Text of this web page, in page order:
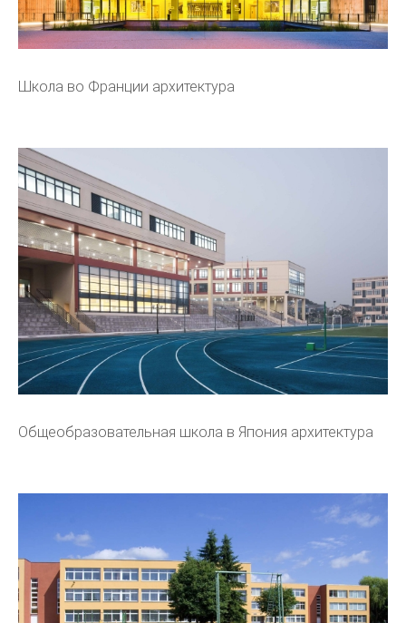
Школа во Франции архитектура
Общеобразовательная школа в Япония архитектура